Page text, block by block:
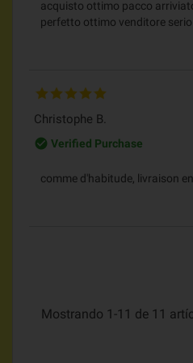
acquisto ottimo pacco
perfetto ottimo venditore serio
Christophe B.
check_circle_outline
Verified Purchase
comme d'habitude, livraison
Mostrando 1-11 de 11